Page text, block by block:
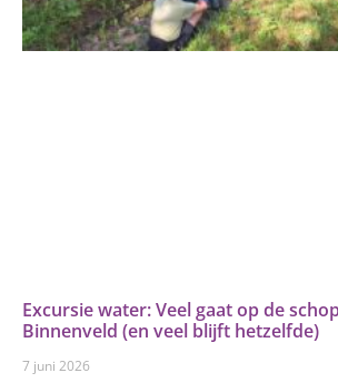
Excursie water: Veel gaat op de
Binnenveld (en veel blijft hetzelfde)
7 juni 2026